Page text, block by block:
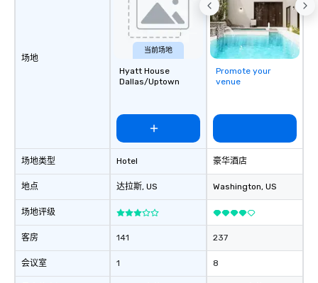
场地
场地类型
地点
场地评级
客房
会议室
当前场地
Hyatt House
Dallas/Uptown
Hotel
达拉斯, US
141
1
Promote your
venue
豪华酒店
Washington, US
237
8